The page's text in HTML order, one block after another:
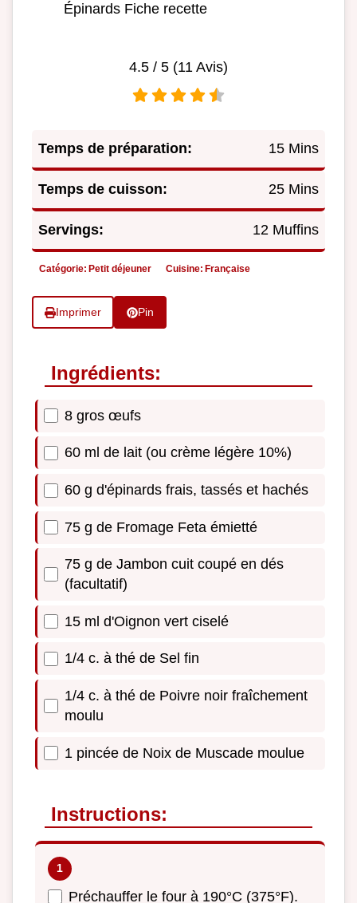
Épinards Fiche recette
4.5 / 5 (11 Avis)
Temps de préparation: 15 Mins
Temps de cuisson: 25 Mins
Servings: 12 Muffins
Catégorie: Petit déjeuner Cuisine: Française
Imprimer Pin
Ingrédients:
8 gros œufs
60 ml de lait (ou crème légère 10%)
60 g d'épinards frais, tassés et hachés
75 g de Fromage Feta émietté
75 g de Jambon cuit coupé en dés
(facultatif)
15 ml d'Oignon vert ciselé
1/4 c. à thé de Sel fin
1/4 c. à thé de Poivre noir fraîchement
moulu
1 pincée de Noix de Muscade moulue
Instructions:
Préchauffer le four à 190°C (375°F).